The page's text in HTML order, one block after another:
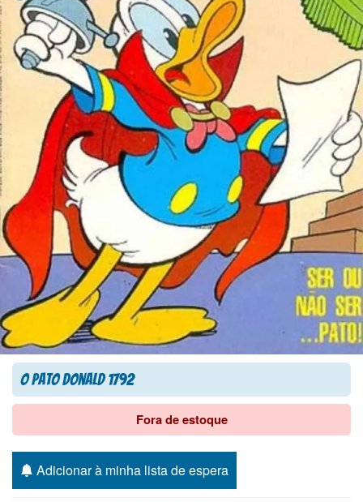
O Pato Donald 1792
Fora de estoque
Adicionar à minha lista de espera